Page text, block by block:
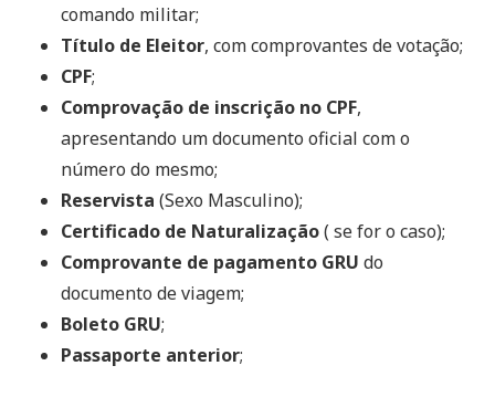
comando militar;
Título de Eleitor, com comprovantes de votação;
CPF;
Comprovação de inscrição no CPF,
apresentando um documento oficial com o
número do mesmo;
Reservista (Sexo Masculino);
Certificado de Naturalização( se for o caso);
Comprovante de pagamento GRU do
documento de viagem;
Boleto GRU;
Passaporte anterior;